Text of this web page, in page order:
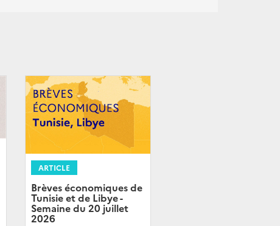
ARTICLE
Brèves économiques de
Tunisie et de Libye -
Semaine du 20 juillet
2026